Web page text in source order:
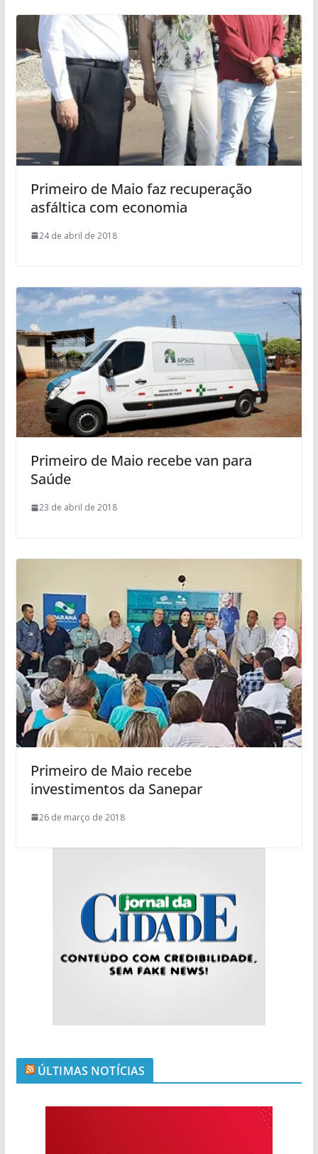
Primeiro de Maio faz recuperação
asfáltica com economia
24 de abril de 2018
Primeiro de Maio recebe van para
Saúde
23 de abril de 2018
Primeiro de Maio recebe
investimentos da Sanepar
26 de março de 2018
ÚLTIMAS NOTÍCIAS